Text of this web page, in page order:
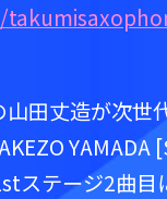
田丈造が次世
YAMADA
ステージ2曲